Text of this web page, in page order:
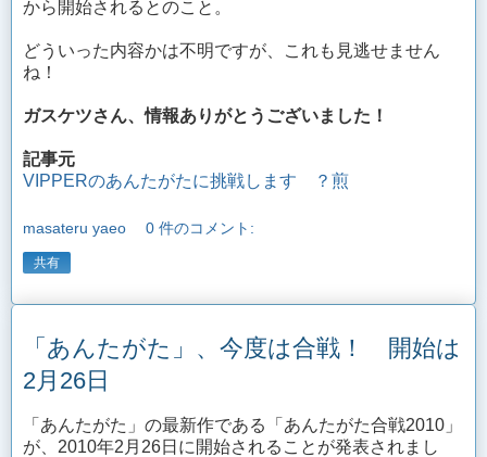
から開始されるとのこと。
どういった内容かは不明ですが、これも見逃せません
ね！
ガスケツさん、情報ありがとうございました！
記事元
VIPPERのあんたがたに挑戦します ？煎
masateru yaeo 0 件のコメント:
共有
「あんたがた」、今度は合戦！ 開始は
2月26日
「あんたがた」の最新作である「あんたがた合戦2010」
が、2010年2月26日に開始されることが発表されまし